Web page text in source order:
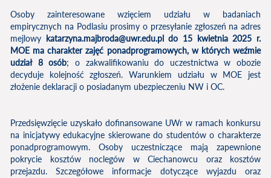
Osoby zainteresowane wzięciem udziału w badaniach
empirycznych na Podlasiu prosimy o przesyłanie zgłoszeń na adres
mejlowy katarzyna.majbroda@uwr.edu.pl do 15 kwietnia 2025 r.
MOE ma charakter zajęć ponadprogramowych, w których weźmie
udział 8 osób; o zakwalifikowaniu do uczestnictwa w obozie
decyduje kolejność zgłoszeń. Warunkiem udziału w MOE jest
złożenie deklaracji o posiadanym ubezpieczeniu NW i OC.
Przedsięwzięcie uzyskało dofinansowane UWr w ramach konkursu
na inicjatywy edukacyjne skierowane do studentów o charakterze
ponadprogramowym. Osoby uczestniczące mają zapewnione
pokrycie kosztów noclegów w Ciechanowcu oraz kosztów
przejazdu. Szczegółowe informacje dotyczące wyjazdu oraz